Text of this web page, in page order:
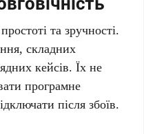
та зручності.
складних
кейсів. Їх не
програмне
після збоїв.